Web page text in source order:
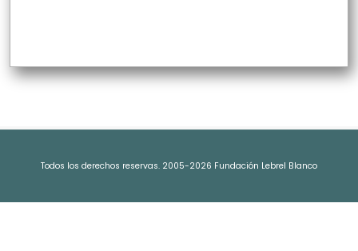
Todos los derechos reservas. 2005-2026 Fundación Lebrel Blanco